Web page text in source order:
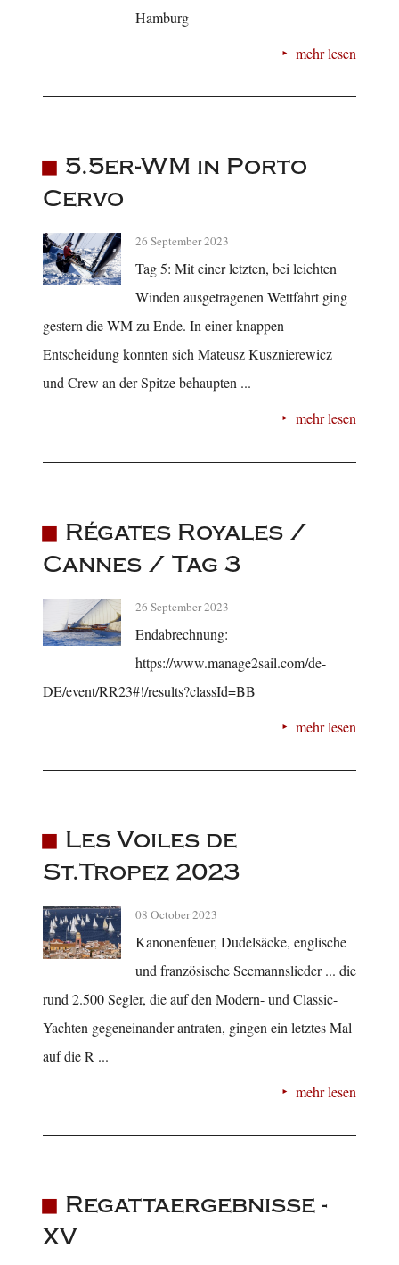
Hamburg
mehr lesen
5.5er-WM in Porto
Cervo
26 September 2023
Tag 5: Mit einer letzten, bei leichten
Winden ausgetragenen Wettfahrt ging
gestern die WM zu Ende. In einer knappen
Entscheidung konnten sich Mateusz Kusznierewicz
und Crew an der Spitze behaupten ...
mehr lesen
Régates Royales /
Cannes / Tag 3
26 September 2023
Endabrechnung:
https://www.manage2sail.com/de-
DE/event/RR23#!/results?classId=BB
mehr lesen
Les Voiles de
St.Tropez 2023
08 October 2023
Kanonenfeuer, Dudelsäcke, englische
und französische Seemannslieder ... die
rund 2.500 Segler, die auf den Modern- und Classic-
Yachten gegeneinander antraten, gingen ein letztes Mal
auf die R ...
mehr lesen
Regattaergebnisse -
XV